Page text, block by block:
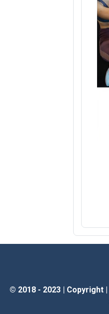
© 2018 - 2023 | Copyright|